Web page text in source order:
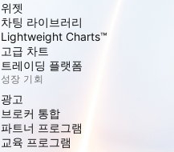
위젯
차팅 라이브러리
Lightweight Charts™
고급 차트
트레이딩 플랫폼
성장 기회
광고
브로커 통합
파트너 프로그램
교육 프로그램